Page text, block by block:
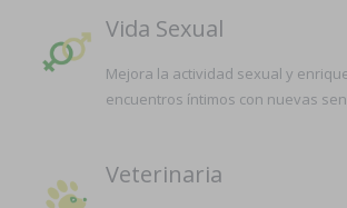
Vida Sexual
Mejora la actividad sexual y
encuentros íntimos con nuevas
Veterinaria